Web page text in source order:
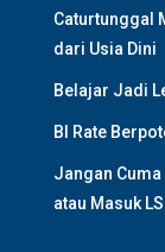
Caturtunggal
dari Usia Dini
Belajar Jadi
BI Rate
Jangan Cuma
atau Masuk